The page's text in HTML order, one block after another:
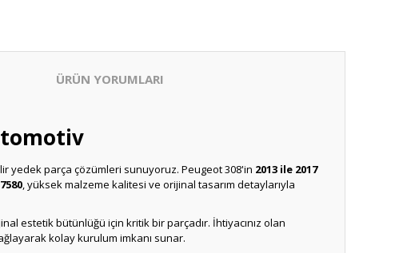
ÜRÜN YORUMLARI
yedek parça çözümleri sunuyoruz. Peugeot 308'in 2013 ile 2017
, yüksek malzeme kalitesi ve orijinal tasarım detaylarıyla
estetik bütünlüğü için kritik bir parçadır. İhtiyacınız olan
kolay kurulum imkanı sunar.